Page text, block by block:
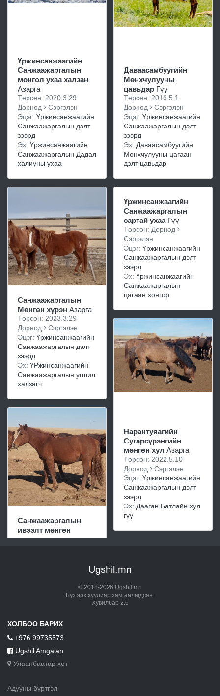
Үржинсанжаагийн
Санжаажаргалын
монгол ухаа халзан
Азарга
Төрсөн: 2020.3.29
Дорнод
Сэргэлэн
Эцэг: Үржинсанжаагийн
Санжаажаргалын дэлт
зээрд
Эх: Үржинсанжаагийн
Санжаажаргалын Дадал
халиуны ухаа
Санжаажаргалын
Мөнгөн хүрэн Азарга
Төрсөн: 2023.3.29
Дорнод
Сэргэлэн
Эцэг: Үржинсанжаагийн
Санжаажаргалын дэлт
зээрд
Эх: ҮРжинсанжаагийн
Санжаажаргалын угшил
халзагч
Санжаажаргалын
ивээлт мөнгөн
Даваасамбуугийн
Мөнхчулууны
цавьдар Гүү
Төрсөн: 2016.5.1
Дорнод
Сэргэлэн
Эцэг: Үржинсанжаагийн
Санжаажаргалын дэлт
зээрд
Эх: Даваасамбуугийн
Мөнхчулууны цагаан
дэлт цавьдар
Үржинсанжаагийн
Санжаажаргалын
сартай ухааГүү
Төрсөн: Дорнод
Сэргэлэн
Эцэг: Үржинсанжаагийн
Санжаажаргалын дэлт
зээрд
Эх: Үржинсанжаагийн
Санжаажаргалын
цагаан хонгор
Нарантуяагийн
Сугарсүрэнгийн
мөнгөн хул Азарга
Төрсөн: 2022.5.10
Дорнод
Сэргэлэн
Эцэг: Үржинсанжаагийн
Санжаажаргалын дэлт
зээрд
Эх: Дааган Батлайн хул
гүү
Ugshil.mn
© 2018-2026 Ugshil.mn
Бүх эрх хуулиар хамгаалагдсан.
Хувилбар 2.6
ХОЛБОО БАРИХ
+976 99735573
Ugshil Amgalan
Улаанбаатар хот
Адууны бүртгэл